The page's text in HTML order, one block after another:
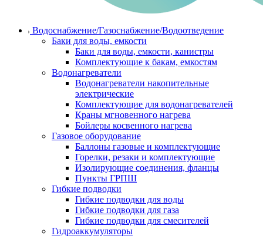
Водоснабжение/Газоснабжение/Водоотведение
Баки для воды, емкости
Баки для воды, емкости, канистры
Комплектующие к бакам, емкостям
Водонагреватели
Водонагреватели накопительные
электрические
Комплектующие для водонагревателей
Краны мгновенного нагрева
Бойлеры косвенного нагрева
Газовое оборудование
Баллоны газовые и комплектующие
Горелки, резаки и комплектующие
Изолирующие соединения, фланцы
Пункты ГРПШ
Гибкие подводки
Гибкие подводки для воды
Гибкие подводки для газа
Гибкие подводки для смесителей
Гидроаккумуляторы